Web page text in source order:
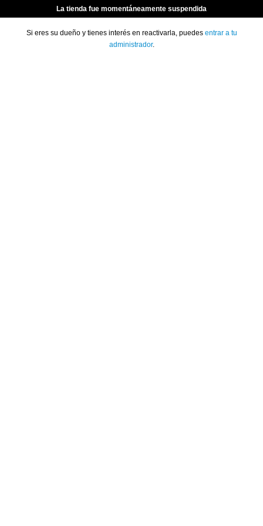
La tienda fue momentáneamente suspendida
Si eres su dueño y tienes interés en reactivarla, puedes entrar a tu
administrador.